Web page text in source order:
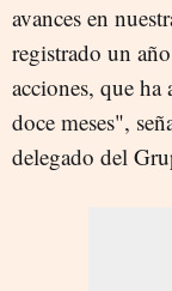
avances en
registrado un
acciones, que
doce meses",
delegado del